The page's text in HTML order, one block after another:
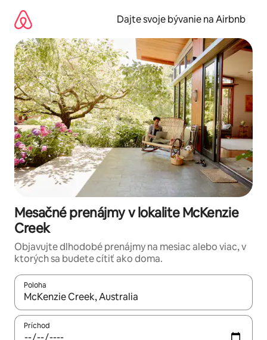
obsah.
Dajte svoje bývanie na Airbnb
Mesačné prenájmy v lokalite McKenzie
Creek
Objavujte dlhodobé prenájmy na mesiac alebo viac, v
ktorých sa budete cítiť ako doma.
Poloha
Keď budú výsledky k dispozícii, môžete si ich prechádzať
Príchod